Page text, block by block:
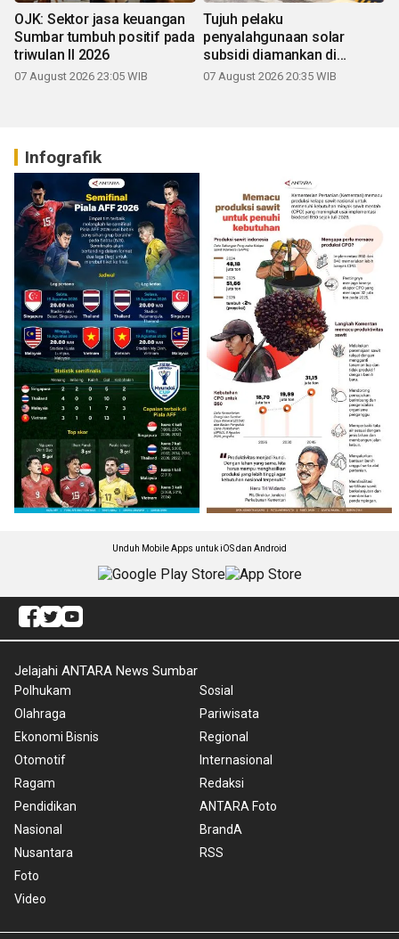
OJK: Sektor jasa keuangan
Sumbar tumbuh positif pada
triwulan II 2026
07 August 2026 23:05 WIB
Tujuh pelaku
penyalahgunaan solar
subsidi diamankan di
Sumbar
07 August 2026 20:35 WIB
Infografik
Unduh Mobile Apps untuk iOS dan Android
Jelajahi ANTARA News Sumbar
Polhukam
Olahraga
Ekonomi Bisnis
Otomotif
Ragam
Pendidikan
Nasional
Nusantara
Foto
Video
Sosial
Pariwisata
Regional
Internasional
Redaksi
ANTARA Foto
BrandA
RSS